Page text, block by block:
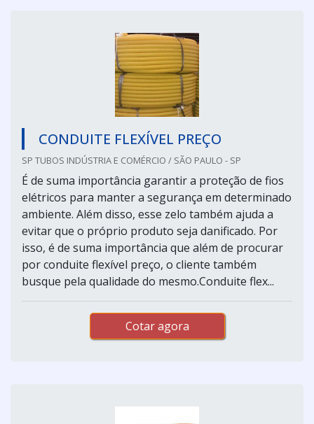
CONDUITE FLEXÍVEL PREÇO
SP TUBOS INDÚSTRIA E COMÉRCIO / SÃO PAULO - SP
É de suma importância garantir a proteção de fios
elétricos para manter a segurança em determinado
ambiente. Além disso, esse zelo também ajuda a
evitar que o próprio produto seja danificado. Por
isso, é de suma importância que além de procurar
por conduite flexível preço, o cliente também
busque pela qualidade do mesmo.Conduite flex...
Cotar agora